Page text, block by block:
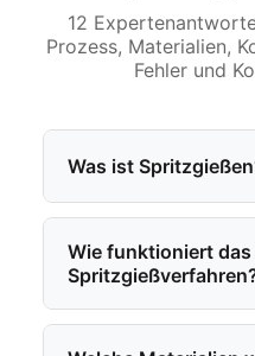
12
Prozess, Materialien,
Fehler und
Was ist
Das Spritzgießen ist
Kunststoffteile durch
geschmolzenem
Wie funktioniert das
Das